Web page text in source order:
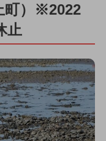
町）※2022
止